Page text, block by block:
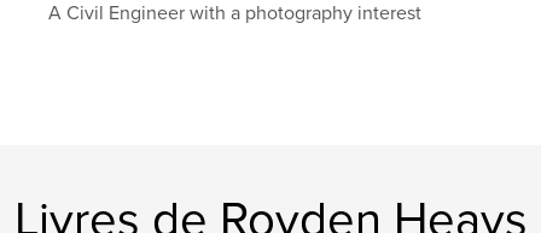
A Civil Engineer with a photography interest
Livres de Royden Heays